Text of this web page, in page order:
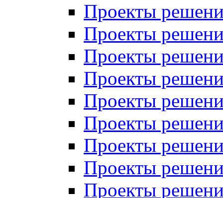
Проекты
Проекты
Проекты
Проекты
Проекты
Проекты
Проекты
Проекты
Проекты